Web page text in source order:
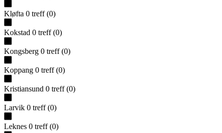
Kløfta 0 treff (0)
Kokstad 0 treff (0)
Kongsberg 0 treff (0)
Koppang 0 treff (0)
Kristiansund 0 treff (0)
Larvik 0 treff (0)
Leknes 0 treff (0)